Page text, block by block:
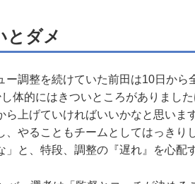
とダメ
調整を続けていた前田は10日から
体的にはきついところがありまし
上げていければいいかなと思いま
、やることもチームとしてはっきり
と、特段、調整の『遅れ』を心配